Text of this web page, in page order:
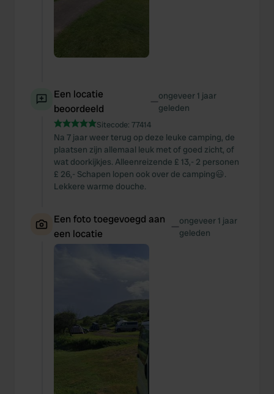
Een locatie
beoordeeld
—ongeveer 1 jaar
geleden
Sitecode: 77414
Na 7 jaar weer terug op deze leuke camping, de
plaatsen zijn allemaal leuk met of goed zicht, of
wat doorkijkjes. Alleenreizende £ 13,- 2 personen
£ 26,- Schapen lopen ook over de camping😃.
Lekkere warme douche.
Een foto toegevoegd aan
een locatie
—ongeveer 1 jaar
geleden